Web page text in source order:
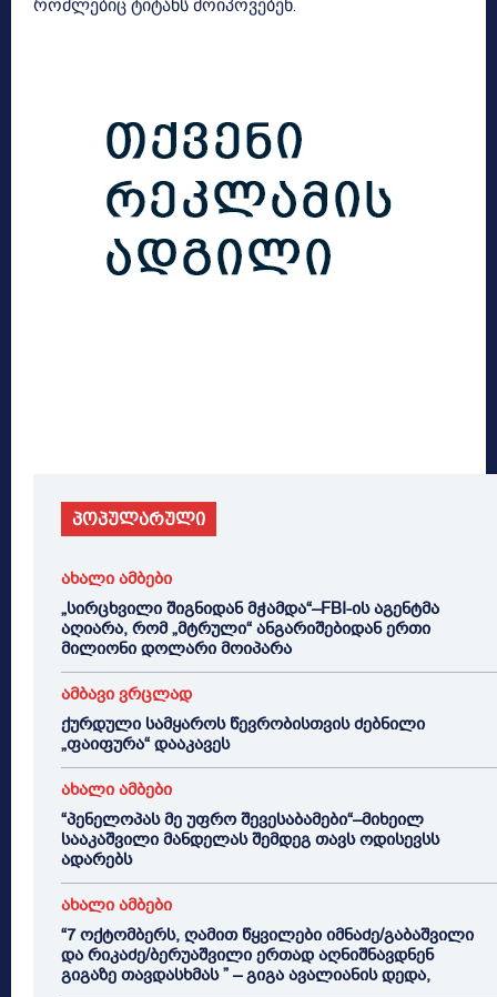
რომლებიც ტიტანს მოიპოვებენ.
პოპულარული
ახალი ამბები
„სირცხვილი შიგნიდან მჭამდა“–FBI-ის აგენტმა
აღიარა, რომ „მტრული“ ანგარიშებიდან ერთი
მილიონი დოლარი მოიპარა
ამბავი ვრცლად
ქურდული სამყაროს წევრობისთვის ძებნილი
„ფაიფურა“ დააკავეს
ახალი ამბები
“პენელოპას მე უფრო შევესაბამები“–მიხეილ
სააკაშვილი მანდელას შემდეგ თავს ოდისევსს
ადარებს
ახალი ამბები
“7 ოქტომბერს, ღამით წყვილები იმნაძე/გაბაშვილი
და რიკაძე/ბერუაშვილი ერთად აღნიშნავდნენ
გიგაზე თავდასხმას ” – გიგა ავალიანის დედა,